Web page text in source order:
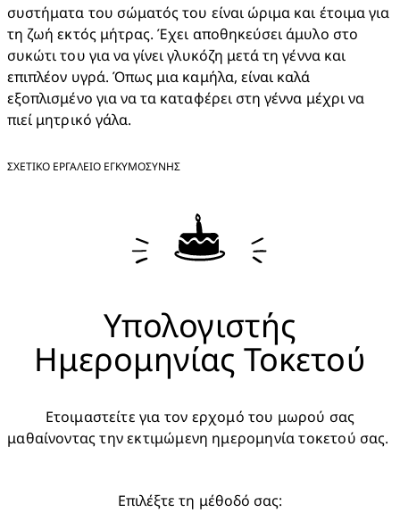
συστήματα του σώματός του είναι ώριμα και έτοιμα για
τη ζωή εκτός μήτρας. Έχει αποθηκεύσει άμυλο στο
συκώτι του για να γίνει γλυκόζη μετά τη γέννα και
επιπλέον υγρά. Όπως μια καμήλα, είναι καλά
εξοπλισμένο για να τα καταφέρει στη γέννα μέχρι να
πιεί μητρικό γάλα.
ΣΧΕΤΙΚΟ ΕΡΓΑΛΕΙΟ ΕΓΚΥΜΟΣΥΝΗΣ
Υπολογιστής
Ημερομηνίας Τοκετού
Ετοιμαστείτε για τον ερχομό του μωρού σας
μαθαίνοντας την εκτιμώμενη ημερομηνία τοκετού σας.
Επιλέξτε τη μέθοδό σας: